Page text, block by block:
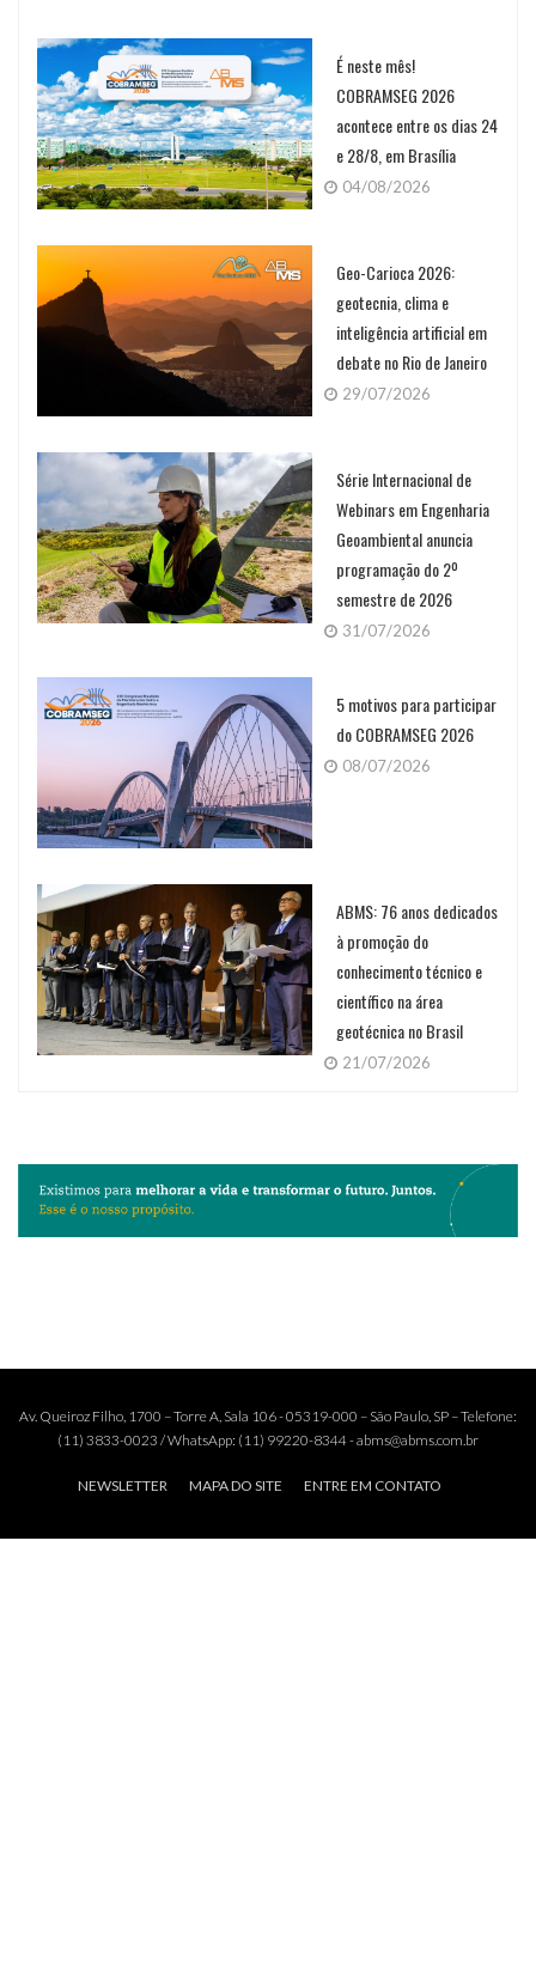
É neste mês!
COBRAMSEG 2026
acontece entre os dias 24
e 28/8, em Brasília
04/08/2026
Geo-Carioca 2026:
geotecnia, clima e
inteligência artificial em
debate no Rio de Janeiro
29/07/2026
Série Internacional de
Webinars em Engenharia
Geoambiental anuncia
programação do 2º
semestre de 2026
31/07/2026
5 motivos para participar
do COBRAMSEG 2026
08/07/2026
ABMS: 76 anos dedicados
à promoção do
conhecimento técnico e
científico na área
geotécnica no Brasil
21/07/2026
Av. Queiroz Filho, 1700 – Torre A, Sala 106 - 05319-000 – São Paulo, SP – Telefone:
(11) 3833-0023 / WhatsApp: (11) 99220-8344 - abms@abms.com.br
NEWSLETTER MAPA DO SITE ENTRE EM CONTATO